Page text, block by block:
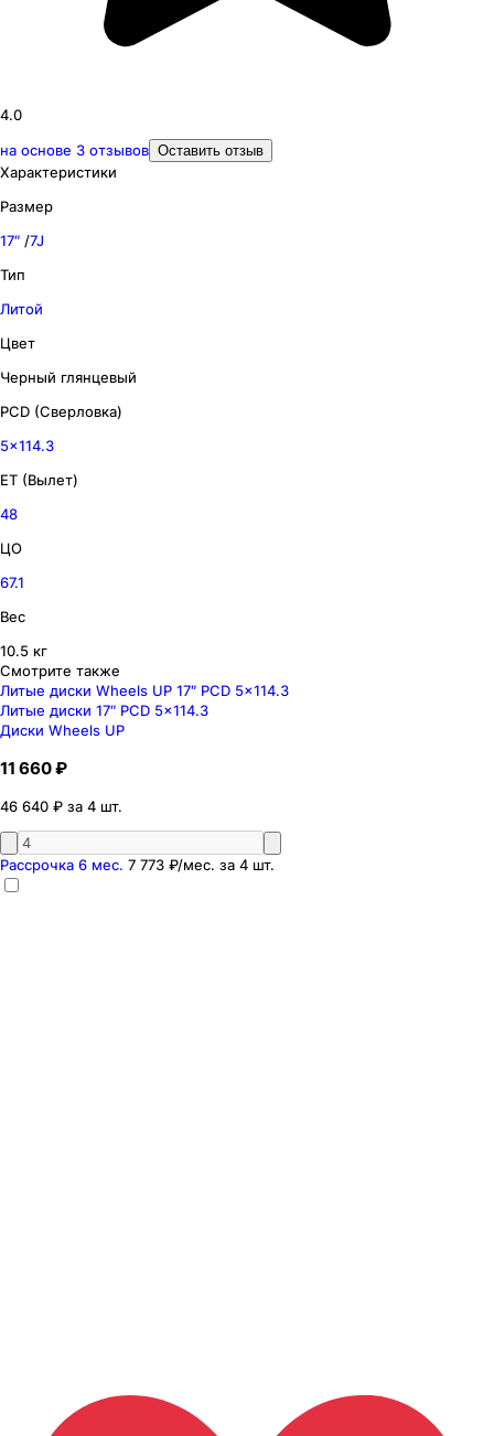
4.0
на основе 3 отзывов Оставить отзыв
Характеристики
Размер
17″ /7J
Тип
Литой
Цвет
Черный глянцевый
PCD (Сверловка)
5x114.3
ET (Вылет)
48
ЦО
67.1
Вес
10.5 кг
Смотрите также
Литые диски Wheels UP 17″ PCD 5x114.3
Литые диски 17″ PCD 5x114.3
Диски Wheels UP
11 660 ₽
46 640 ₽ за 4 шт.
Рассрочка 6 мес. 7 773 ₽/мес. за 4 шт.